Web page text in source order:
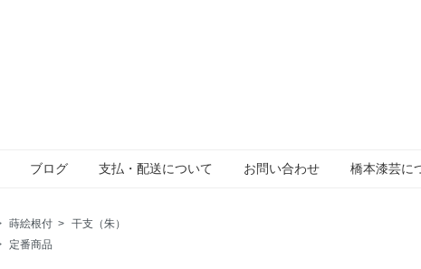
ブログ 支払・配送について お問い合わせ 橋本漆芸に
蒔絵根付 >
干支（朱）
定番商品